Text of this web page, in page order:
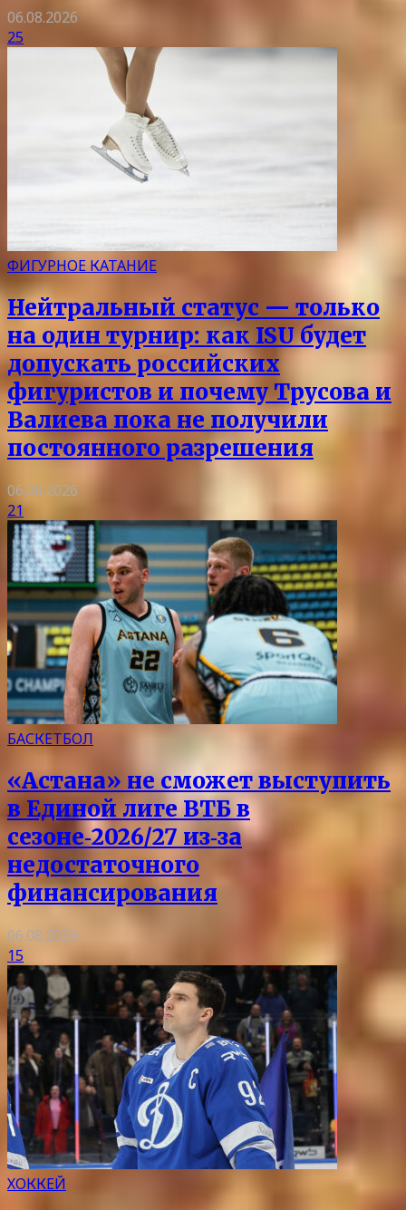
06.08.2026
25
ФИГУРНОЕ КАТАНИЕ
Нейтральный статус — только
на один турнир: как ISU будет
допускать российских
фигуристов и почему Трусова и
Валиева пока не получили
постоянного разрешения
06.08.2026
21
БАСКЕТБОЛ
«Астана» не сможет выступить
в Единой лиге ВТБ в
сезоне‑2026/27 из‑за
недостаточного
финансирования
06.08.2026
15
ХОККЕЙ